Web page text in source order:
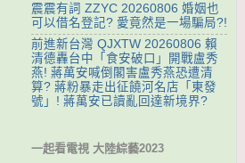
震震有詞 ZZYC 20260806 婚姻也
可以借名登記? 愛竟然是一場騙局?!
前進新台灣 QJXTW 20260806 賴
清德轟台中「食安破口」開戰盧秀
燕! 蔣萬安喊倒閣害盧秀燕恐遭清
算? 蔣粉暴走出征饒河名店「東發
號」! 蔣萬安已讀亂回達新境界?
一起看電視 大陸綜藝2023